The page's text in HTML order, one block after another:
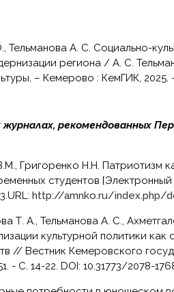
региона / А. С.
– Кемерово : КемГИК, 2025.
рекомендованных
студентов
http://amnko.ru/
культурной политики как
// Вестник Кемеровского
- С. 14-22. DOI: 10.31773/2078-